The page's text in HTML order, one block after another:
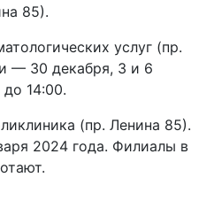
85).
услуг (пр.
— 30 декабря, 3 и 6
14:00.
(пр. Ленина 85).
2024 года. Филиалы в